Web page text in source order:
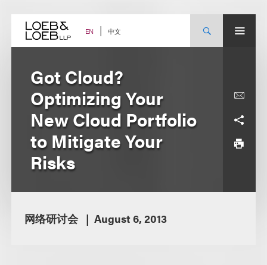
content EN 中文
Got Cloud?
Optimizing Your
New Cloud Portfolio
to Mitigate Your
Risks
网络研讨会 August 6, 2013